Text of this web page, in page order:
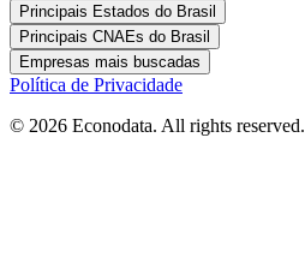
Principais Estados do Brasil
Principais CNAEs do Brasil
Empresas mais buscadas
Política de Privacidade
© 2026 Econodata. All rights reserved.